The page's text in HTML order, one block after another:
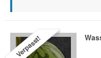
Verpasst!